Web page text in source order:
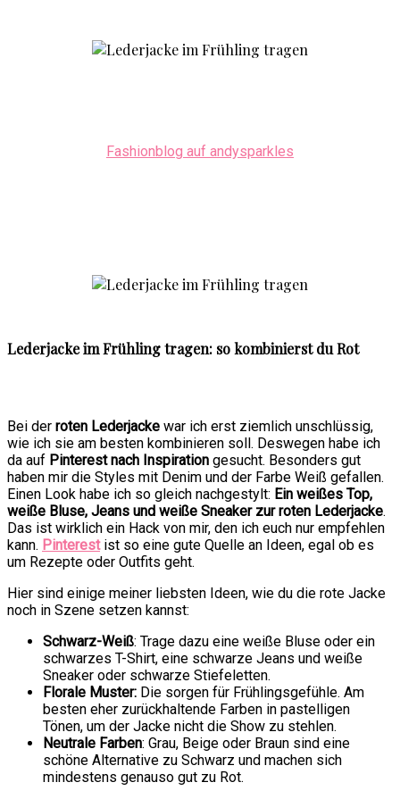
Fashionblog auf andysparkles
Lederjacke im Frühling tragen: so kombinierst du Rot
Bei der roten Lederjacke war ich erst ziemlich unschlüssig,
wie ich sie am besten kombinieren soll. Deswegen habe ich
da auf Pinterest nach Inspiration gesucht. Besonders gut
haben mir die Styles mit Denim und der Farbe Weiß gefallen.
Einen Look habe ich so gleich nachgestylt: Ein weißes Top,
weiße Bluse, Jeans und weiße Sneaker zur roten Lederjacke.
Das ist wirklich ein Hack von mir, den ich euch nur empfehlen
kann. Pinterestist so eine gute Quelle an Ideen, egal ob es
um Rezepte oder Outfits geht.
Hier sind einige meiner liebsten Ideen, wie du die rote Jacke
noch in Szene setzen kannst:
Schwarz-Weiß: Trage dazu eine weiße Bluse oder ein
schwarzes T-Shirt, eine schwarze Jeans und weiße
Sneaker oder schwarze Stiefeletten.
Florale Muster: Die sorgen für Frühlingsgefühle. Am
besten eher zurückhaltende Farben in pastelligen
Tönen, um der Jacke nicht die Show zu stehlen.
Neutrale Farben: Grau, Beige oder Braun sind eine
schöne Alternative zu Schwarz und machen sich
mindestens genauso gut zu Rot.